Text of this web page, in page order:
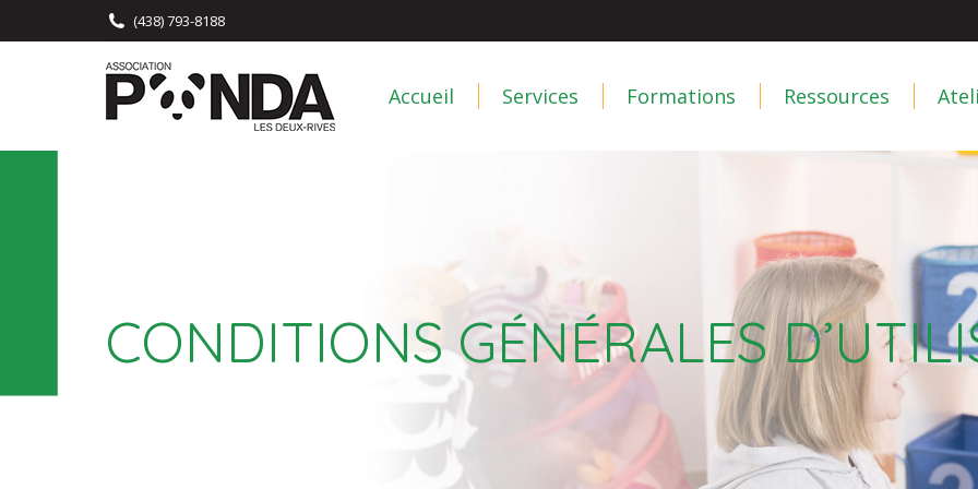
(438) 793-8188
Accueil Services Formations Ressources
CONDITIONS GÉNÉRALES
Accueil Services Formations Ressources